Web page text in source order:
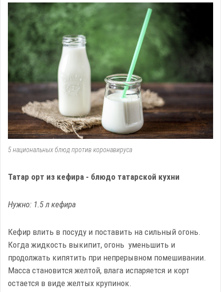
5 национальных блюд против коронавируса
Татар орт из кефира - блюдо татарской кухни
Нужно: 1.5 л кефира
Кефир влить в посуду и поставить на сильный огонь.
Когда жидкость выкипит, огонь уменьшить и
продолжать кипятить при непрерывном помешивании.
Масса становится желтой, влага испаряется и корт
остается в виде желтых крупинок.